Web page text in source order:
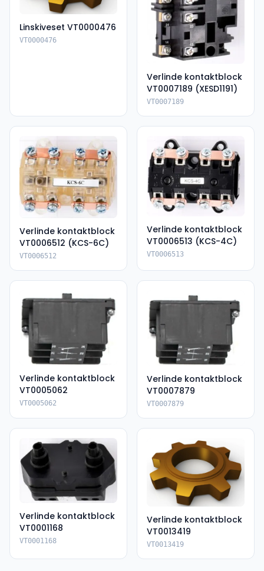
Linskiveset VT0000476
VT0000476
Verlinde kontaktblock
VT0007189 (XESD1191)
VT0007189
Verlinde kontaktblock
VT0006512 (KCS-6C)
VT0006512
Verlinde kontaktblock
VT0006513 (KCS-4C)
VT0006513
Verlinde kontaktblock
VT0005062
VT0005062
Verlinde kontaktblock
VT0007879
VT0007879
Verlinde kontaktblock
VT0001168
VT0001168
Verlinde kontaktblock
VT0013419
VT0013419